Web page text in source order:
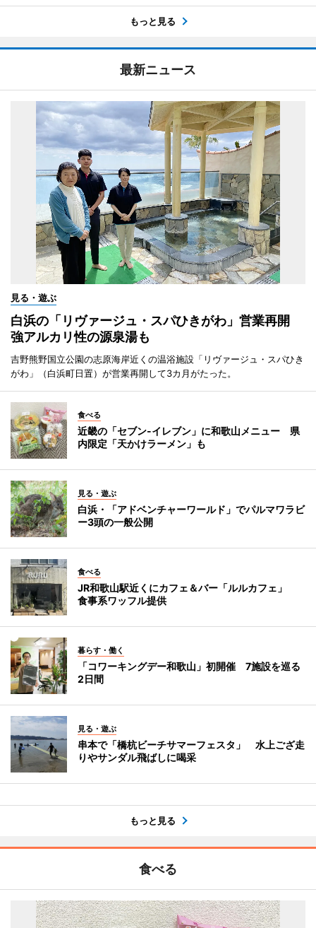
もっと見る
最新ニュース
見る・遊ぶ
白浜の「リヴァージュ・スパひきがわ」営業再開
強アルカリ性の源泉湯も
吉野熊野国立公園の志原海岸近くの温浴施設「リヴァージュ・スパひき
がわ」（白浜町日置）が営業再開して3カ月がたった。
食べる
近畿の「セブン-イレブン」に和歌山メニュー 県
内限定「天かけラーメン」も
見る・遊ぶ
白浜・「アドベンチャーワールド」でパルマワラビ
ー3頭の一般公開
食べる
JR和歌山駅近くにカフェ＆バー「ルルカフェ」
食事系ワッフル提供
暮らす・働く
「コワーキングデー和歌山」初開催 7施設を巡る
2日間
見る・遊ぶ
串本で「橋杭ビーチサマーフェスタ」 水上ござ走
りやサンダル飛ばしに喝采
もっと見る
食べる